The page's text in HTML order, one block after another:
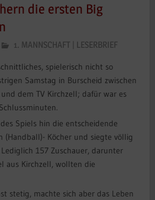
die ersten Big
1. MANNSCHAFT LESERBRIEF
spielerisch nicht so
Samstag in Burscheid zwischen
dem TV Kirchzell; dafür war es
Spiels hin die entscheidende
(Handball)- Köcher und siegte völlig
157 Zuschauer, darunter
aus Kirchzell, wollten die
stetig, machte sich aber das Leben